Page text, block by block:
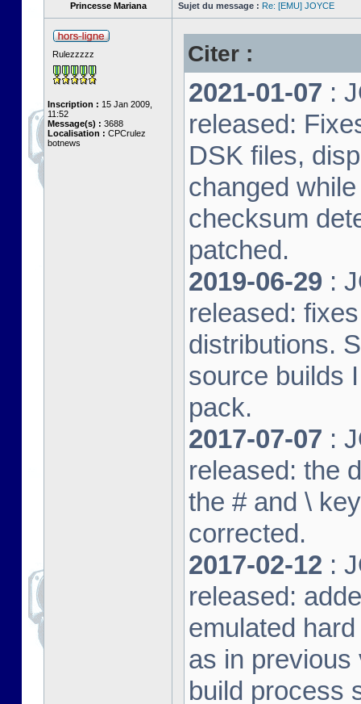
Princesse Mariana Sujet du message : Re: [EMU] JOYCE
Rulezzzzz
Inscription : 15 Jan 2009,
11:52
Message(s) : 3688
Localisation : CPCrulez
botnews
Citer :
2021-01-07 :
released:
DSK files,
changed
checksum
patched.
2019-06-29 :
released:
distributions.
source builds
pack.
2017-07-07 :
released: the
the # and \
corrected.
2017-02-12 :
released:
emulated
as in previous
build process